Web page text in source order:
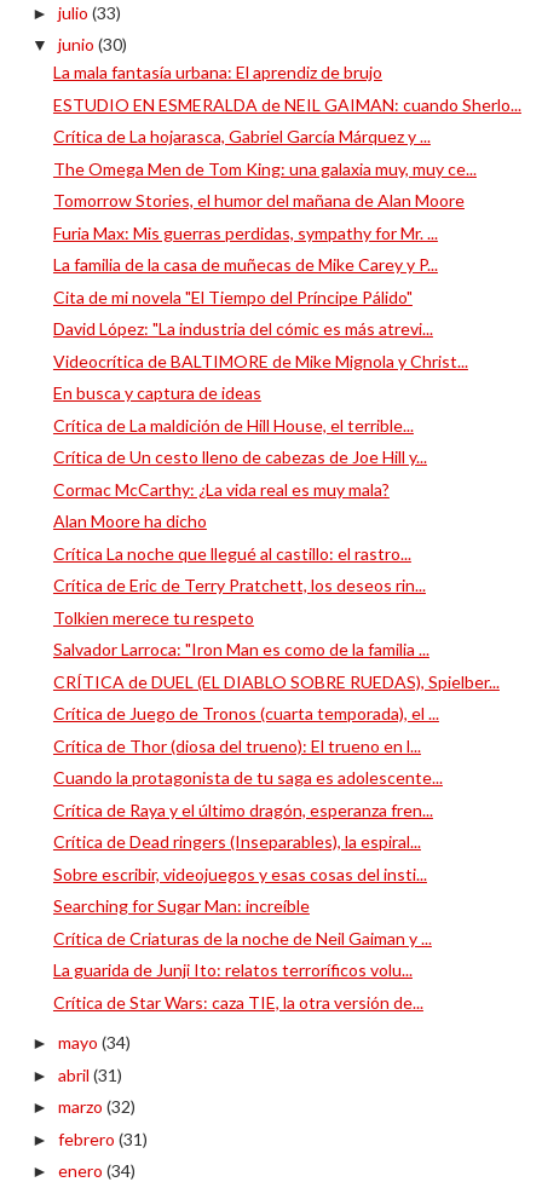
► julio (33)
▼ junio (30)
La mala fantasía urbana: El aprendiz de brujo
ESTUDIO EN ESMERALDA de NEIL GAIMAN: cuando Sherlo...
Crítica de La hojarasca, Gabriel García Márquez y ...
The Omega Men de Tom King: una galaxia muy, muy ce...
Tomorrow Stories, el humor del mañana de Alan Moore
Furia Max: Mis guerras perdidas, sympathy for Mr. ...
La familia de la casa de muñecas de Mike Carey y P...
Cita de mi novela "El Tiempo del Príncipe Pálido"
David López: "La industria del cómic es más atrevi...
Videocrítica de BALTIMORE de Mike Mignola y Christ...
En busca y captura de ideas
Crítica de La maldición de Hill House, el terrible...
Crítica de Un cesto lleno de cabezas de Joe Hill y...
Cormac McCarthy: ¿La vida real es muy mala?
Alan Moore ha dicho
Crítica La noche que llegué al castillo: el rastro...
Crítica de Eric de Terry Pratchett, los deseos rin...
Tolkien merece tu respeto
Salvador Larroca: "Iron Man es como de la familia ...
CRÍTICA de DUEL (EL DIABLO SOBRE RUEDAS), Spielber...
Crítica de Juego de Tronos (cuarta temporada), el ...
Crítica de Thor (diosa del trueno): El trueno en l...
Cuando la protagonista de tu saga es adolescente...
Crítica de Raya y el último dragón, esperanza fren...
Crítica de Dead ringers (Inseparables), la espiral...
Sobre escribir, videojuegos y esas cosas del insti...
Searching for Sugar Man: increíble
Crítica de Criaturas de la noche de Neil Gaiman y ...
La guarida de Junji Ito: relatos terroríficos volu...
Crítica de Star Wars: caza TIE, la otra versión de...
► mayo (34)
► abril (31)
► marzo (32)
► febrero (31)
► enero (34)